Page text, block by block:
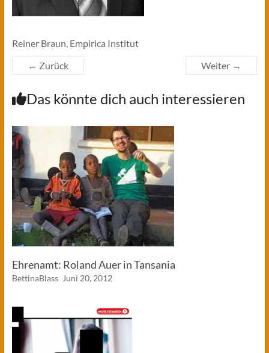
Reiner Braun, Empirica Institut
← Zurück
Weiter →
Das könnte dich auch interessieren
Ehrenamt: Roland Auer in Tansania
BettinaBlass Juni 20, 2012